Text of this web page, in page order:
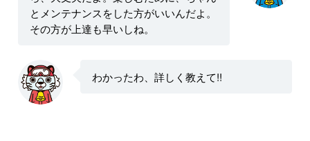
とメンテナンスをした方がいいんだよ。
その方が上達も早いしね。
わかったわ、詳しく教えて!!